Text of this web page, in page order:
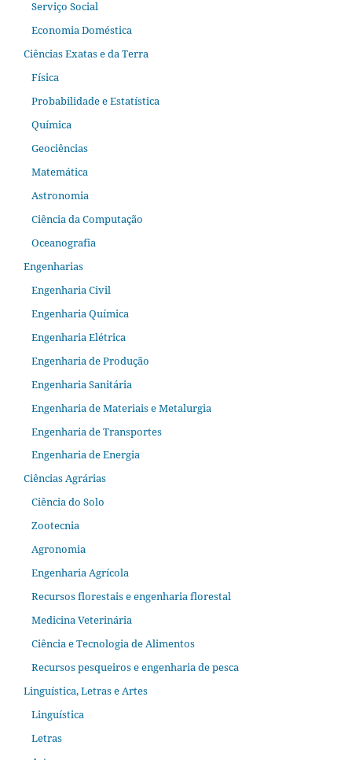
Serviço Social
Economia Doméstica
Ciências Exatas e da Terra
Física
Probabilidade e Estatística
Química
Geociências
Matemática
Astronomia
Ciência da Computação
Oceanografia
Engenharias
Engenharia Civil
Engenharia Química
Engenharia Elétrica
Engenharia de Produção
Engenharia Sanitária
Engenharia de Materiais e Metalurgia
Engenharia de Transportes
Engenharia de Energia
Ciências Agrárias
Ciência do Solo
Zootecnia
Agronomia
Engenharia Agrícola
Recursos florestais e engenharia florestal
Medicina Veterinária
Ciência e Tecnologia de Alimentos
Recursos pesqueiros e engenharia de pesca
Linguística, Letras e Artes
Linguística
Letras